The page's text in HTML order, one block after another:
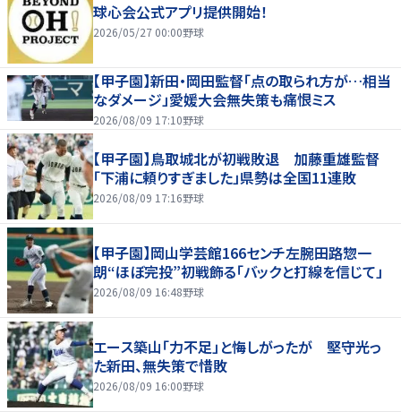
球心会公式アプリ提供開始！
2026/05/27 00:00野球
【甲子園】新田・岡田監督「点の取られ方が…相当
なダメージ」愛媛大会無失策も痛恨ミス
2026/08/09 17:10野球
【甲子園】鳥取城北が初戦敗退 加藤重雄監督
「下浦に頼りすぎました」県勢は全国11連敗
2026/08/09 17:16野球
【甲子園】岡山学芸館166センチ左腕田路惣一
朗“ほぼ完投”初戦飾る「バックと打線を信じて」
2026/08/09 16:48野球
エース築山「力不足」と悔しがったが 堅守光っ
た新田、無失策で惜敗
2026/08/09 16:00野球